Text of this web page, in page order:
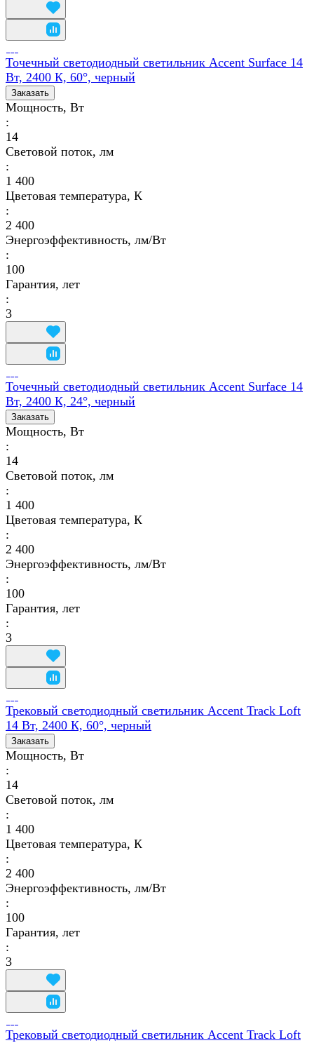
Точечный светодиодный светильник Accent Surface 14
Вт, 2400 К, 60°, черный
Заказать
Мощность, Вт
:
14
Световой поток, лм
:
1 400
Цветовая температура, К
:
2 400
Энергоэффективность, лм/Вт
:
100
Гарантия, лет
:
3
Точечный светодиодный светильник Accent Surface 14
Вт, 2400 К, 24°, черный
Заказать
Мощность, Вт
:
14
Световой поток, лм
:
1 400
Цветовая температура, К
:
2 400
Энергоэффективность, лм/Вт
:
100
Гарантия, лет
:
3
Трековый светодиодный светильник Accent Track Loft
14 Вт, 2400 К, 60°, черный
Заказать
Мощность, Вт
:
14
Световой поток, лм
:
1 400
Цветовая температура, К
:
2 400
Энергоэффективность, лм/Вт
:
100
Гарантия, лет
:
3
Трековый светодиодный светильник Accent Track Loft